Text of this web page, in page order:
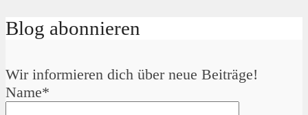
Blog abonnieren
Wir informieren dich über neue Beiträge!
Name*